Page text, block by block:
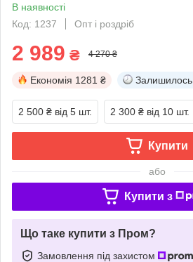
В наявності
Код: 1237
Опт і роздріб
2 989 ₴ 4 270 ₴
Економія 1281 ₴ Залишилось
2 500 ₴ від 5 шт. 2 300 ₴ від 10 шт.
Купити
або
Купити з
Що таке купити з Пром?
Замовлення під захистом